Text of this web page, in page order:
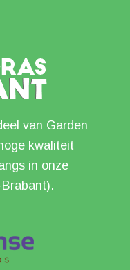
van Garden
kwaliteit
in onze